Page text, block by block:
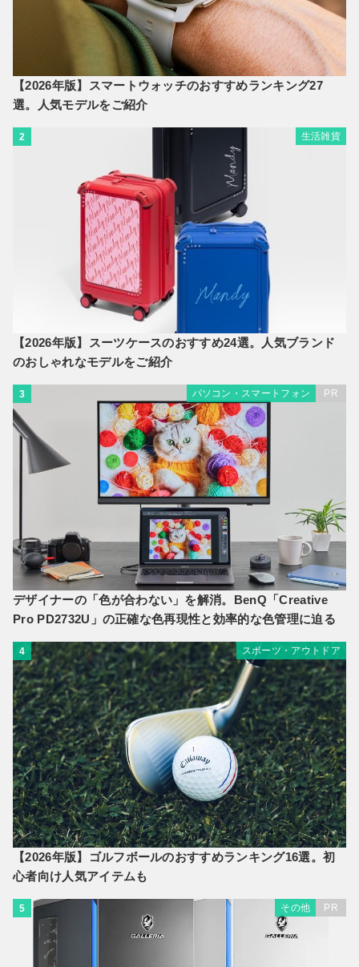
【2026年版】スマートウォッチのおすすめランキング27
選。人気モデルをご紹介
2 生活雑貨
【2026年版】スーツケースのおすすめ24選。人気ブランド
のおしゃれなモデルをご紹介
3 パソコン・スマートフォン PR
デザイナーの「色が合わない」を解消。BenQ「Creative
Pro PD2732U」の正確な色再現性と効率的な色管理に迫る
4 スポーツ・アウトドア
【2026年版】ゴルフボールのおすすめランキング16選。初
心者向け人気アイテムも
5 その他 PR